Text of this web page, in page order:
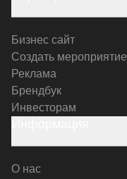
Бизнес сайт
Создать мероприятие
Реклама
Брендбук
Инвесторам
О нас